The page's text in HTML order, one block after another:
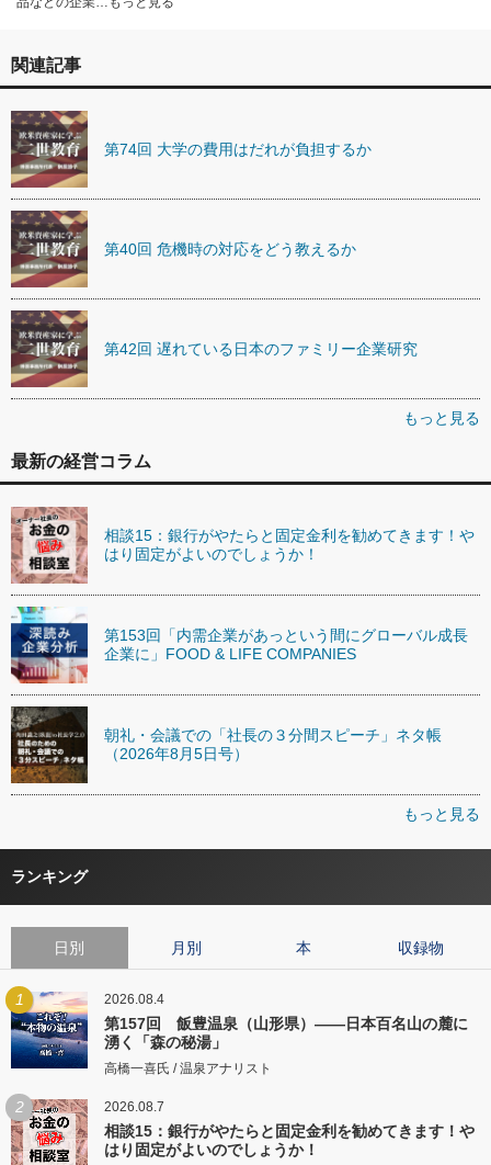
関連記事
第74回 大学の費用はだれが負担するか
第40回 危機時の対応をどう教えるか
第42回 遅れている日本のファミリー企業研究
もっと見る
最新の経営コラム
相談15：銀行がやたらと固定金利を勧めてきます！や
はり固定がよいのでしょうか！
第153回「内需企業があっという間にグローバル成長
企業に」FOOD & LIFE COMPANIES
朝礼・会議での「社長の３分間スピーチ」ネタ帳
（2026年8月5日号）
もっと見る
ランキング
日別 月別 本 収録物
1 2026.08.4
第157回 飯豊温泉（山形県）――日本百名山の麓に
湧く「森の秘湯」
高橋一喜氏 / 温泉アナリスト
2 2026.08.7
相談15：銀行がやたらと固定金利を勧めてきます！や
はり固定がよいのでしょうか！